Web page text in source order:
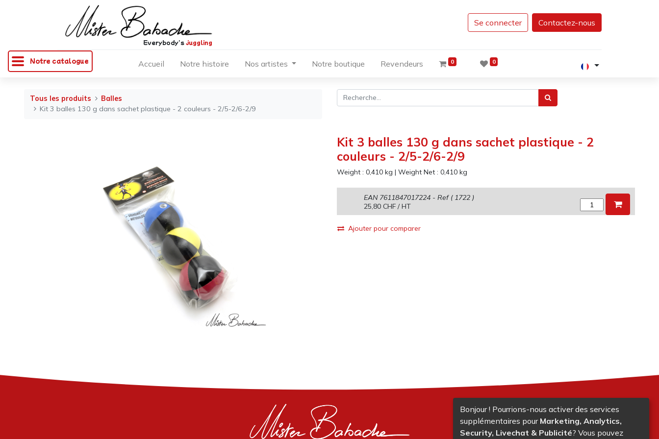
Notre catalogue
Everybody'sjuggling
Se connecter Contactez-nous
Accueil Notre histoire Nos artistes Notre boutique Revendeurs 0 0
Tous les produits
Balles
Kit 3 balles 130 g dans sachet plastique - 2 couleurs - 2/5-2/6-2/9
Kit 3 balles 130 g dans sachet plastique - 2
couleurs - 2/5-2/6-2/9
Weight : 0,410kg | Weight Net : 0,410kg
25,80CHF/ HT
EAN 7611847017224- Ref ( 1722)
Ajouter pour comparer
Bonjour ! Pourrions-nous activer des services
supplémentaires pour Marketing, Analytics,
Security, Livechat & Publicité? Vous pouvez